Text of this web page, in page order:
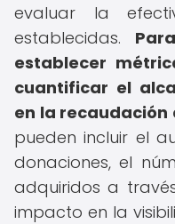
evaluar la
establecidas.
establecer
cuantificar el
en la recaudación
pueden incluir el
donaciones, el
adquiridos a
impacto en la